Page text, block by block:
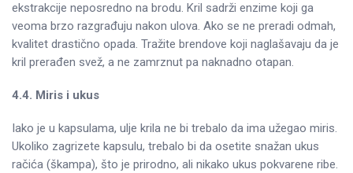
ekstrakcije neposredno na brodu. Kril sadrži enzime koji ga
veoma brzo razgrađuju nakon ulova. Ako se ne preradi odmah,
kvalitet drastično opada. Tražite brendove koji naglašavaju da je
kril prerađen svež, a ne zamrznut pa naknadno otapan.
4.4. Miris i ukus
Iako je u kapsulama, ulje krila ne bi trebalo da ima užegao miris.
Ukoliko zagrizete kapsulu, trebalo bi da osetite snažan ukus
račića (škampa), što je prirodno, ali nikako ukus pokvarene ribe.